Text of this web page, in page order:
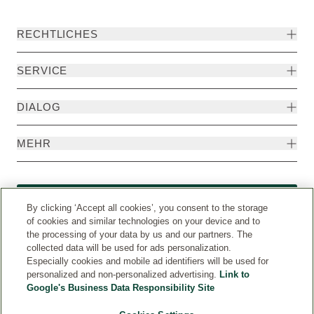
RECHTLICHES
SERVICE
DIALOG
MEHR
By clicking ‘Accept all cookies’, you consent to the storage
of cookies and similar technologies on your device and to
the processing of your data by us and our partners. The
collected data will be used for ads personalization.
Especially cookies and mobile ad identifiers will be used for
personalized and non-personalized advertising. Link to
Google's Business Data Responsibility Site